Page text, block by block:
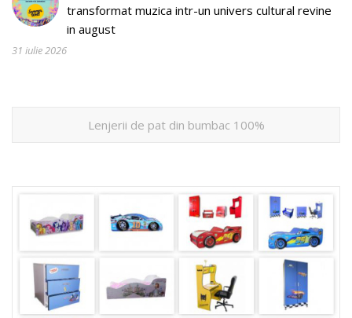
transformat muzica intr-un univers cultural revine
in august
31 iulie 2026
Lenjerii de pat din bumbac 100%